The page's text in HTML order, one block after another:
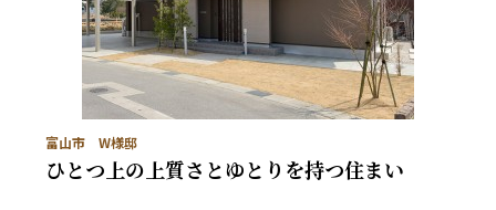
富山市 W様邸
ひとつ上の上質さとゆとりを持つ住まい